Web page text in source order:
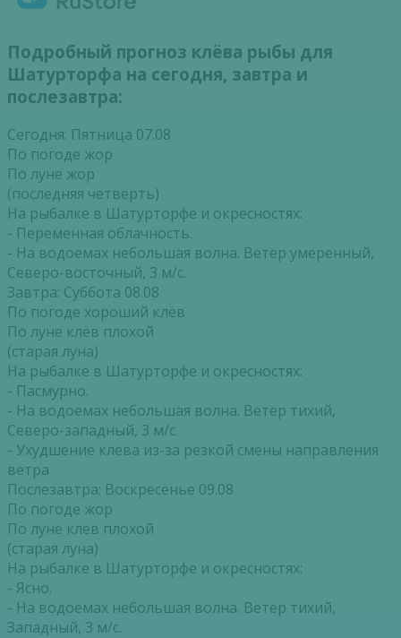
Подробный прогноз клёва рыбы для
Шатурторфа на сегодня, завтра и
послезавтра:
Сегодня: Пятница 07.08
По погоде жор
По луне жор
(последняя четверть)
На рыбалке в Шатурторфе и окресностях:
- Переменная облачность.
- На водоемах небольшая волна. Ветер умеренный,
Северо-восточный, 3 м/с.
Завтра: Суббота 08.08
По погоде хороший клёв
По луне клёв плохой
(старая луна)
На рыбалке в Шатурторфе и окресностях:
- Пасмурно.
- На водоемах небольшая волна. Ветер тихий,
Северо-западный, 3 м/с.
- Ухудшение клева из-за резкой смены направления
ветра
Послезавтра: Воскресенье 09.08
По погоде жор
По луне клёв плохой
(старая луна)
На рыбалке в Шатурторфе и окресностях:
- Ясно.
- На водоемах небольшая волна. Ветер тихий,
Западный, 3 м/с.